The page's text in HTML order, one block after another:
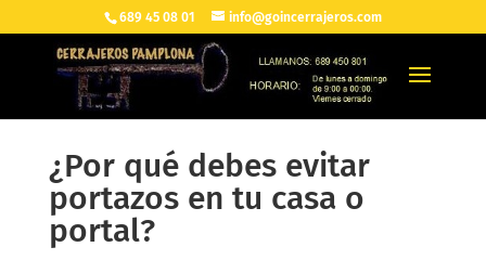
689 45 08 01 info@goincerrajeros.com
¿Por qué debes evitar
portazos en tu casa o
portal?